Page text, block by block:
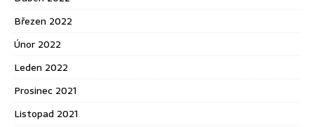
Březen 2022
Únor 2022
Leden 2022
Prosinec 2021
Listopad 2021